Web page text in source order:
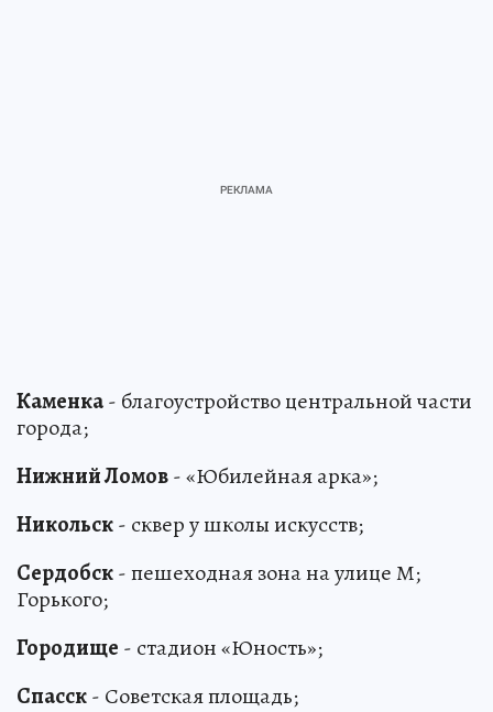
Каменка- благоустройство центральной части
города;
Нижний Ломов- «Юбилейная арка»;
Никольск- сквер у школы искусств;
Сердобск- пешеходная зона на улице М;
Горького;
Городище - стадион «Юность»;
Спасск- Советская площадь;